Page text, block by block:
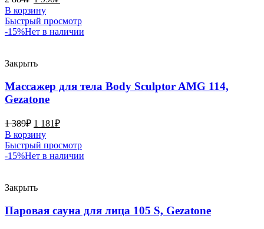
В корзину
Быстрый просмотр
-15%Нет в наличии
Закрыть
Массажер для тела Body Sculptor AMG 114,
Gezatone
1 389₽ 1 181₽
В корзину
Быстрый просмотр
-15%Нет в наличии
Закрыть
Паровая сауна для лица 105 S, Gezatone